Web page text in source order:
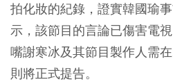
拍化妝的紀錄，證實韓國瑜
示，該節目的言論已傷害電
嘴謝寒冰及其節目製作人需
則將正式提告。